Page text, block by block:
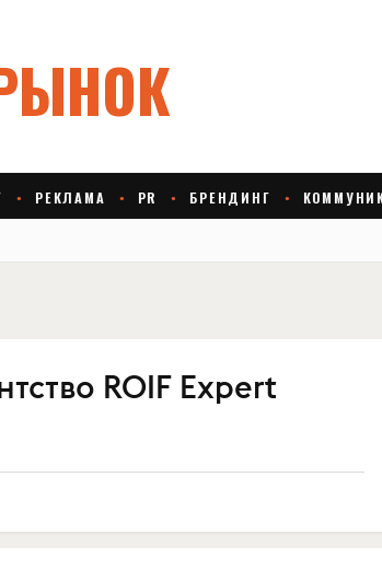
ROIF Expert